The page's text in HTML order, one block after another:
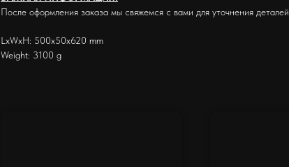
После оформления заказа мы свяжемся с вами для уточнения деталей.
LxWxH: 500x50x620 mm
Weight: 3100 g